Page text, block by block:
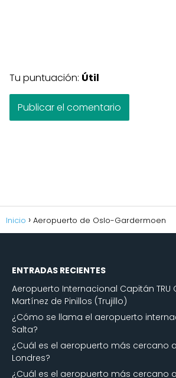
Tu puntuación: Útil
Inicio Aeropuerto de Oslo-Gardermoen
ENTRADAS RECIENTES
Aeropuerto Internacional Capitán TRU
Martínez de Pinillos (Trujillo)
¿Cómo se llama el aeropuerto
Salta?
¿Cuál es el aeropuerto más cercano
Londres?
¿Cuál es el aeropuerto más cercano